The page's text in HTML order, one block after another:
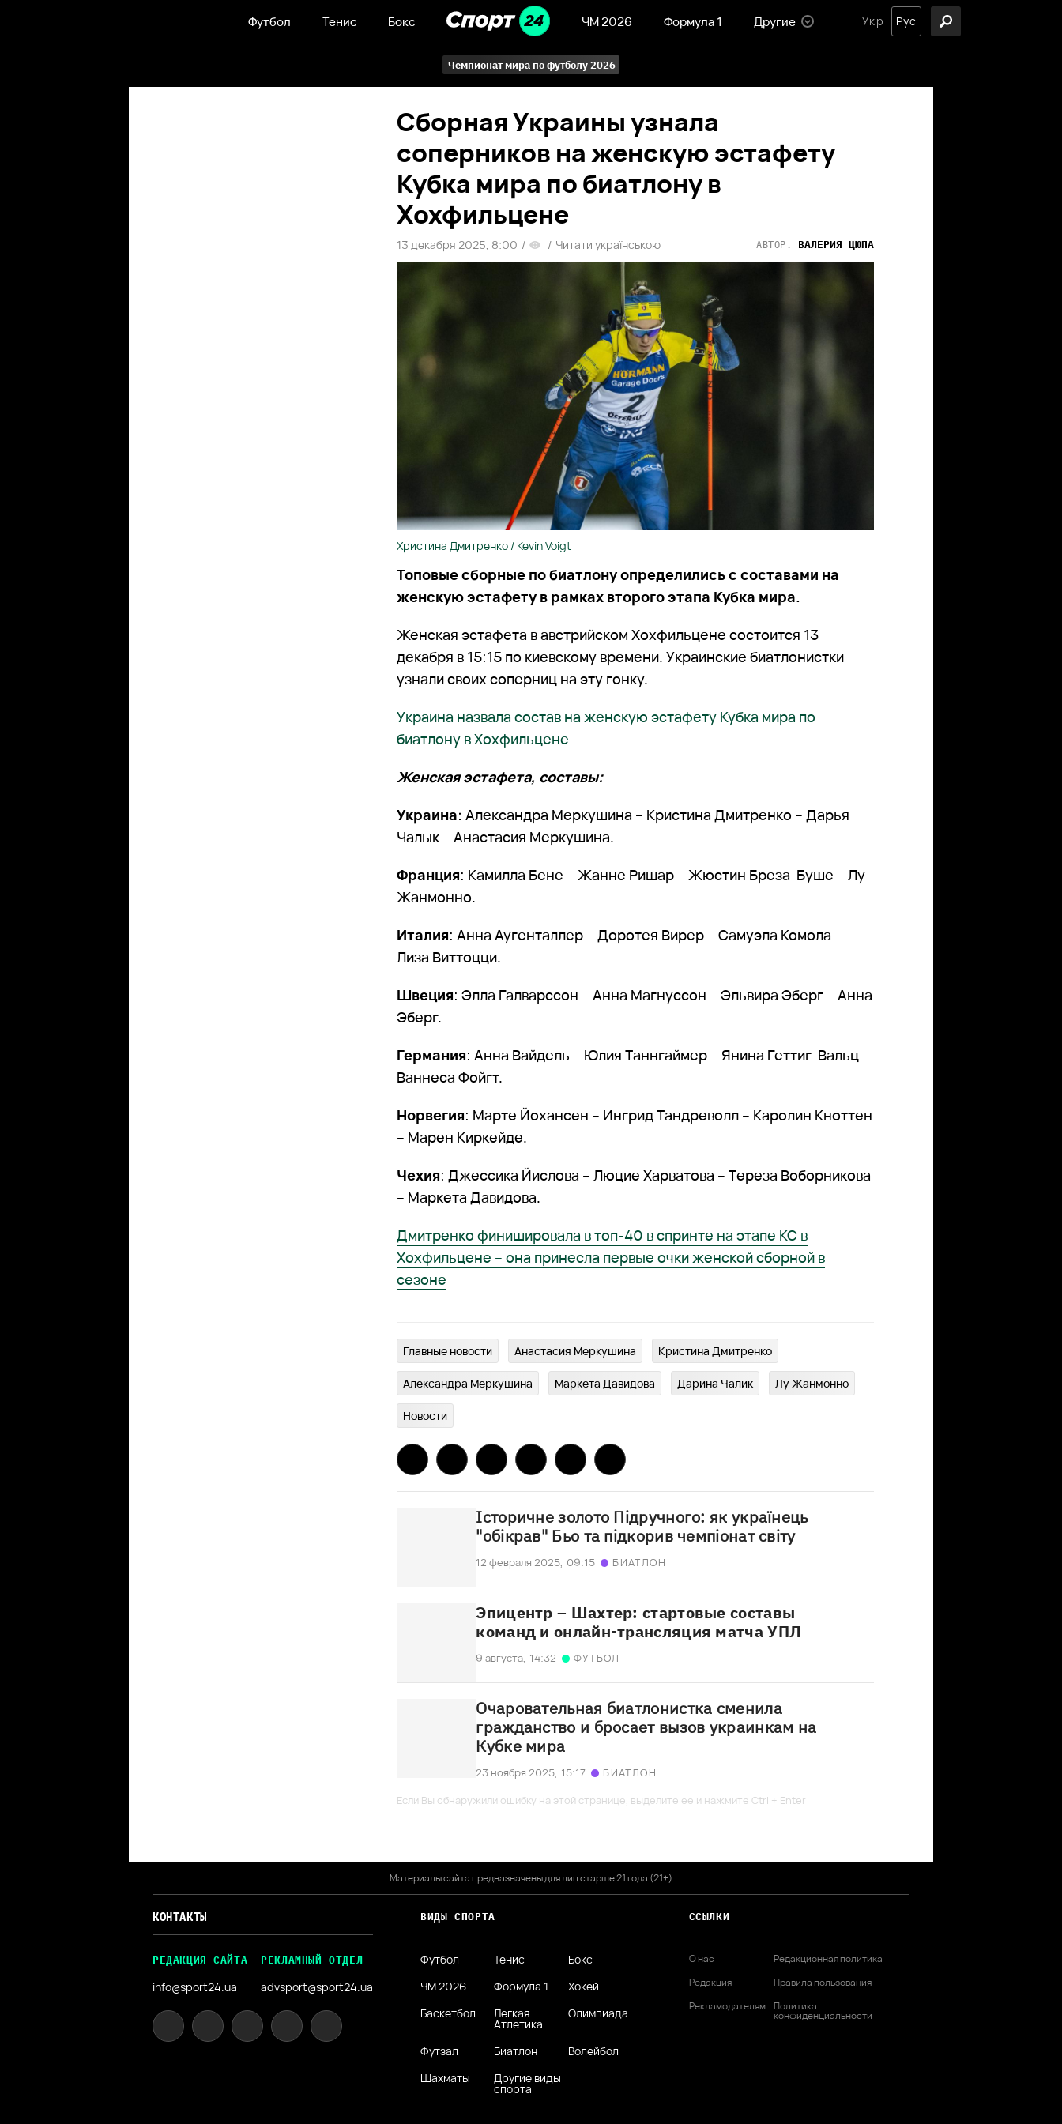
Футбол Тенис Бокс ЧМ 2026 Формула 1 Другие Укр Рус
Чемпионат мира по футболу 2026
Сборная Украины узнала
соперников на женскую эстафету
Кубка мира по биатлону в
Хохфильцене
13 декабря 2025, 8:00 / / Читати українською АВТОР: ВАЛЕРИЯ ЦЮПА
Христина Дмитренко / Kevin Voigt
Топовые сборные по биатлону определились с составами на
женскую эстафету в рамках второго этапа Кубка мира.
Женская эстафета в австрийском Хохфильцене состоится 13
декабря в 15:15 по киевскому времени. Украинские биатлонистки
узнали своих соперниц на эту гонку.
Украина назвала состав на женскую эстафету Кубка мира по
биатлону в Хохфильцене
Женская эстафета, составы:
Украина:Александра Меркушина – Кристина Дмитренко – Дарья
Чалык – Анастасия Меркушина.
Франция: Камилла Бене – Жанне Ришар – Жюстин Бреза-Буше – Лу
Жанмонно.
Италия: Анна Аугенталлер – Доротея Вирер – Самуэла Комола –
Лиза Виттоцци.
Швеция: Элла Галварссон – Анна Магнуссон – Эльвира Эберг – Анна
Эберг.
Германия: Анна Вайдель – Юлия Таннгаймер – Янина Геттиг-Вальц –
Ваннеса Фойгт.
Норвегия: Марте Йохансен – Ингрид Тандреволл – Каролин Кноттен
– Марен Киркейде.
Чехия: Джессика Йислова – Люцие Харватова – Тереза Воборникова
– Маркета Давидова.
Дмитренко финишировала в топ-40 в спринте на этапе КС в
Хохфильцене – она принесла первые очки женской сборной в
сезоне
Главныe новости Анастасия Меркушина Кристина Дмитренко
Александра Меркушина Маркета Давидова Дарина Чалик Лу Жанмонно
Новости
Історичне золото Підручного: як українець
"обікрав" Бьо та підкорив чемпіонат світу
12 февраля 2025, 09:15 БИАТЛОН
Эпицентр – Шахтер: стартовые составы
команд и онлайн-трансляция матча УПЛ
9 августа, 14:32 ФУТБОЛ
Очаровательная биатлонистка сменила
гражданство и бросает вызов украинкам на
Кубке мира
23 ноября 2025, 15:17
БИАТЛОН
Если Вы обнаружили ошибку на этой странице, выделите ее и нажмите Ctrl + Enter
Материалы сайта предназначены для лиц старше 21 года (21+)
КОНТАКТЫ
РЕДАКЦИЯ САЙТА
info@sport24.ua
РЕКЛАМНЫЙ ОТДЕЛ
advsport@sport24.ua
ВИДЫ СПОРТА
Футбол Тенис
Бокс
ЧМ 2026
Формула 1
Хокей
Баскетбол
Легкая
Атлетика
Олимпиада
Футзал Биатлон
Волейбол
Шахматы
Другие виды
спорта
ССЫЛКИ
О нас
Редакция
Рекламодателям
Редакционная политика
Правила пользования
Политика
конфиденциальности